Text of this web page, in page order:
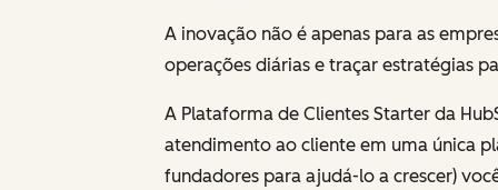
A inovação não é apenas para as
operações diárias e traçar estratégias
A Plataforma de Clientes Starter da
atendimento ao cliente em uma única
fundadores para ajudá-lo a crescer)